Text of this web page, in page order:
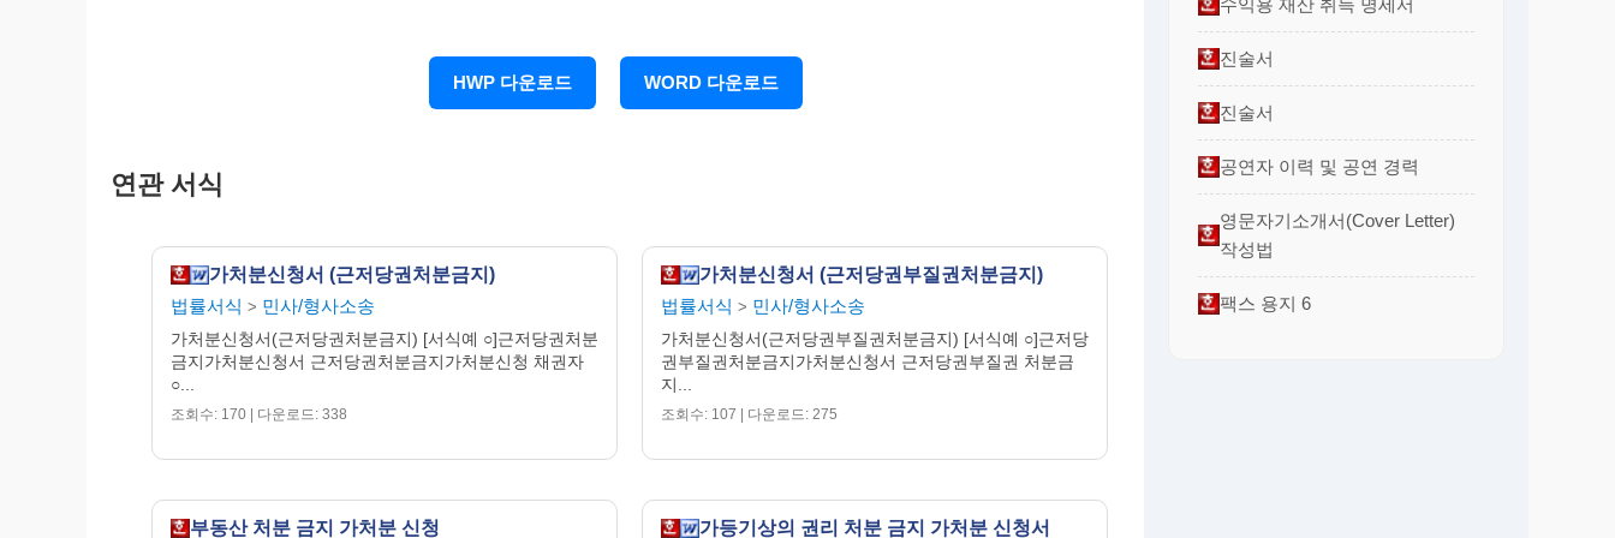
다. 채권자가 위 이혼청구를 하고서 별지목록 기재 부동산에 가압류하지 않은 틈을 타서 강제집행을 면할 목
적으로 호적상 신청외 ◈◈◈의 어머니로 되어 있지는 않지만 자신의 생모인 채무자에게 위와 같이 근저당권
동산가압류를 하였습니다.
18,428,800원(금 20,800원×886㎡)으로 다른 재산은 알 수 없어 채무초과상태이므로 신청외 ◈◈◈ 및 채무자
는 다른 채권자를 해함을 알면서 위와 같은 근저당권설정등기를 한 것이라 할 것이므로 위 근저당권설정등기
의 원인행위인 신청외 ◈◈◈와 채무자 사이의 20○○. ○. ○.자 근저당권설정계약은 사해행위에 해당합니다.
마. 이에 채권자는 신청외 ◈◈◈와 채무자 사이의 별지목록 기재 부동산에 관한 근저당권설정행위가 채권자
를 해하는 사해행위로 그 원상회복을 구하는 근저당권설정등기의 말소를 청구할 권리가 있다고 할 것입니다.
이에 채권자는 이 사건 부동산의 근저당권자인 채무자를 상대로 별지목록 기재 근저당설정등기의 말소등기
절차이행을 구하는 소송을 준비중인데, 만약 그 동안에 채무자가 이 사건 근저당권을 양도 그밖에 처분을 한
HWP 다운로드 WORD 다운로드
연관 서식
가처분신청서 (근저당권처분금지)
법률서식 > 민사/형사소송
가처분신청서(근저당권처분금지) [서식예 ○]근저당권처분
금지가처분신청서 근저당권처분금지가처분신청 채권자
○...
조회수: 170 | 다운로드: 338
가처분신청서 (근저당권부질권처분금지)
법률서식 > 민사/형사소송
가처분신청서(근저당권부질권처분금지) [서식예 ○]근저당
권부질권처분금지가처분신청서 근저당권부질권 처분금
지...
조회수: 107 | 다운로드: 275
부동산 처분 금지 가처분 신청 가등기상의 권리 처분 금지 가처분 신청서
진술서
진술서
공연자 이력 및 공연 경력
영문자기소개서(Cover Letter)
작성법
팩스 용지 6